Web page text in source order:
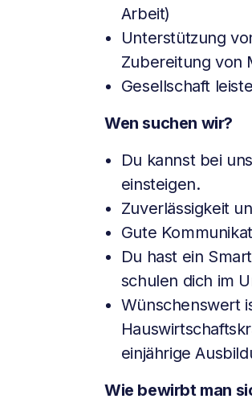
Arbeit)
Unterstützung
Zubereitung von
Gesellschaft
Wen suchen wir?
Du kannst bei
einsteigen.
Zuverlässigkeit
Gute
Du hast ein
schulen dich im
Wünschenswert
einjährige
Wie bewirbt man